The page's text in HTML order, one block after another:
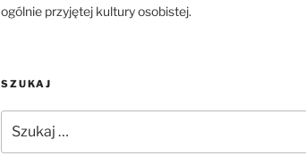
ogólnie przyjętej kultury osobistej.
SZUKAJ